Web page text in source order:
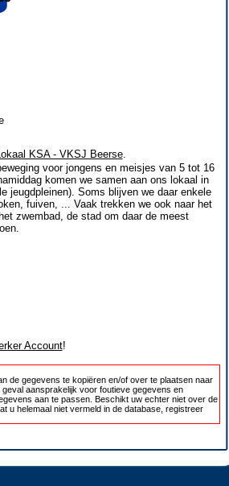
KSA - VKSJ Beerse.
voor jongens en meisjes van 5 tot 16
komen we samen aan ons lokaal in
jeugdpleinen). Soms blijven we daar enkele
fuiven, ... Vaak trekken we ook naar het
zwembad, de stad om daar de meest
Account!
de gegevens te kopiëren en/of over te plaatsen naar
aansprakelijk voor foutieve gegevens en
aan te passen. Beschikt uw echter niet over de
u helemaal niet vermeld in de database, registreer